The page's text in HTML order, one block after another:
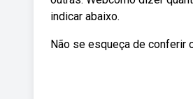
indicar abaixo.
Não se esqueça de conferir